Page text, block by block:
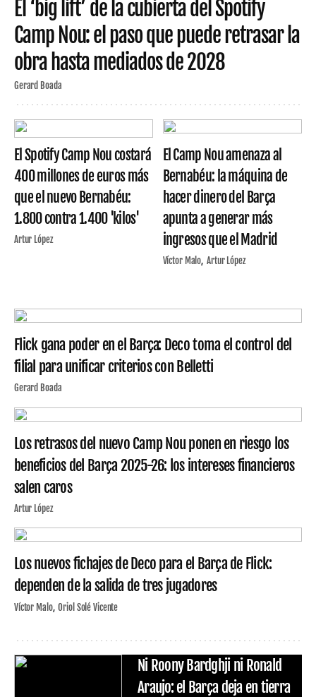
El ‘big lift’ de la cubierta del Spotify
Camp Nou: el paso que puede retrasar la
obra hasta mediados de 2028
Gerard Boada
El Spotify Camp Nou costará
400 millones de euros más
que el nuevo Bernabéu:
1.800 contra 1.400 'kilos'
Artur López
El Camp Nou amenaza al
Bernabéu: la máquina de
hacer dinero del Barça
apunta a generar más
ingresos que el Madrid
Víctor Malo Artur López
Flick gana poder en el Barça: Deco toma el control del
filial para unificar criterios con Belletti
Gerard Boada
Los retrasos del nuevo Camp Nou ponen en riesgo los
beneficios del Barça 2025-26: los intereses financieros
salen caros
Artur López
Los nuevos fichajes de Deco para el Barça de Flick:
dependen de la salida de tres jugadores
Víctor Malo Oriol Solé Vicente
Ni Roony Bardghji ni Ronald
Araujo: el Barça deja en tierra